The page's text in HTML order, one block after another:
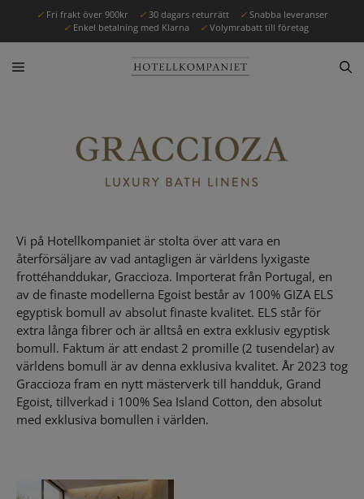
✓ Fri frakt över 900kr ✓ 30 dagars returrätt ✓ Snabba leveranser
✓ Enkel betalning med Klarna ✓ Volymrabatt till företag
Vi på Hotellkompaniet är stolta över att vara en
återförsäljare av vad antagligen är världens lyxigaste
frottéhanddukar, Graccioza. Importerat från Portugal, en
av de finaste modellerna Egoist består av 100% GIZA ELS
egyptisk bomull av absolut finaste kvalitet. ELS står för
extra långa fibrer och är alltså en extra exklusiv egyptisk
bomull. Faktum är att endast 2 promille (2 tusendelar) av
världens bomull är av denna exklusiva kvalitet. År 2023 tog
Graccioza fram en nytt mästerverk till handduk, Grand
Egoist, tillverkad i 100% Sea Island Cotton, den absolut
med exklusiva bomullen i världen.